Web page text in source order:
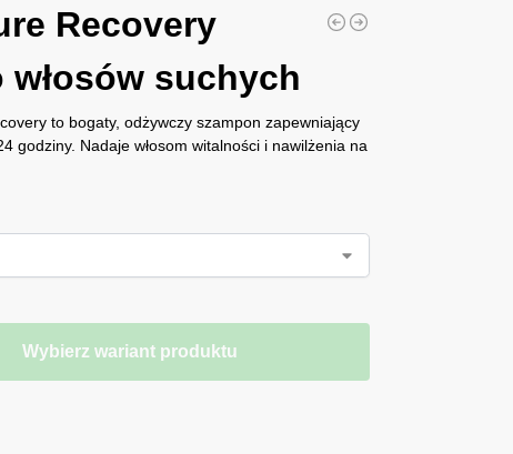
Recovery
włosów suchych
to bogaty, odżywczy szampon zapewniający
godziny. Nadaje włosom witalności i nawilżenia na
Wybierz wariant produktu